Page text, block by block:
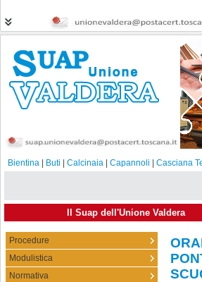
Bientina Buti Calcinaia Capannoli Casciana
Il Suap dell'Unione Valdera
Procedure
Modulistica
Normativa
07-